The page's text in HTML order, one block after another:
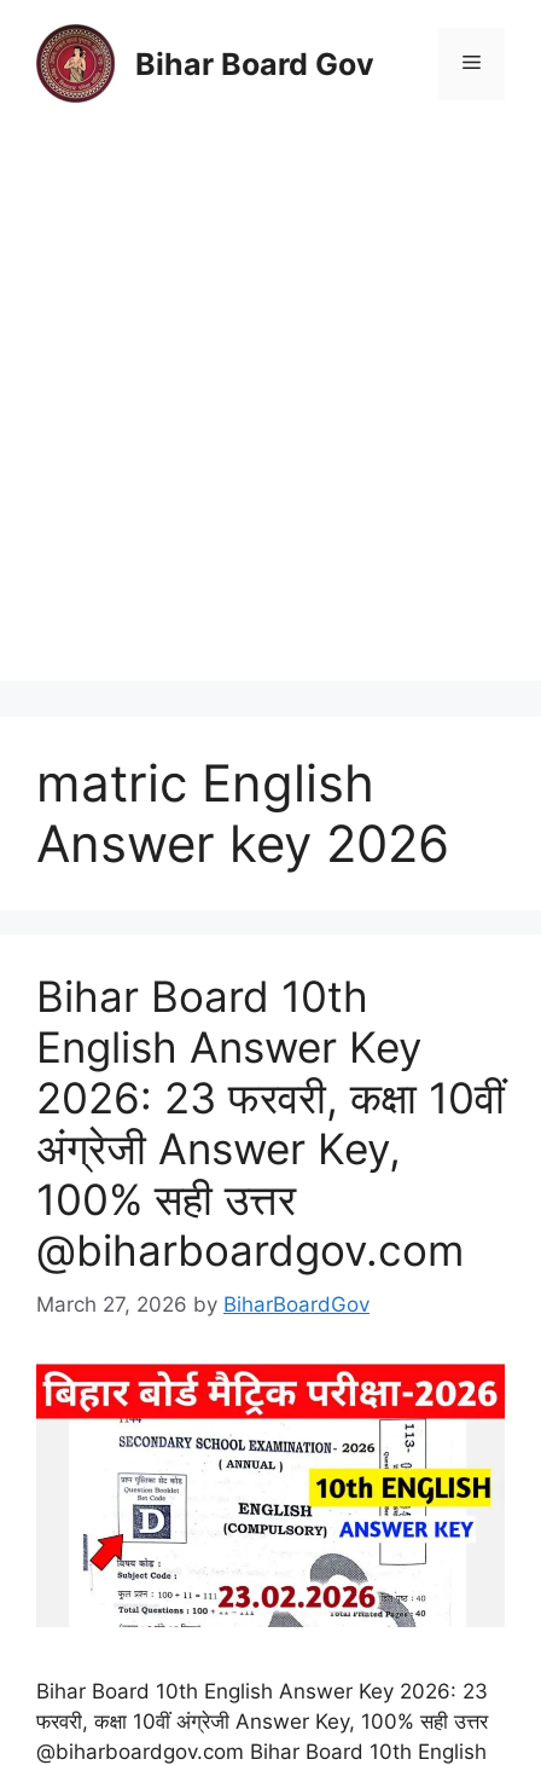
content
Bihar Board Gov Menu
matric English
Answer key 2026
Bihar Board 10th
English Answer Key
2026: 23 फरवरी, कक्षा 10वीं
अंग्रेजी Answer Key,
100% सही उत्तर
@biharboardgov.com
March 27, 2026 by BiharBoardGov
Bihar Board 10th English Answer Key 2026: 23
फरवरी, कक्षा 10वीं अंग्रेजी Answer Key, 100% सही उत्तर
@biharboardgov.com Bihar Board 10th English